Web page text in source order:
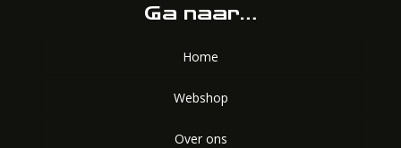
Ga naar…
Home
Webshop
Velgen
Over ons